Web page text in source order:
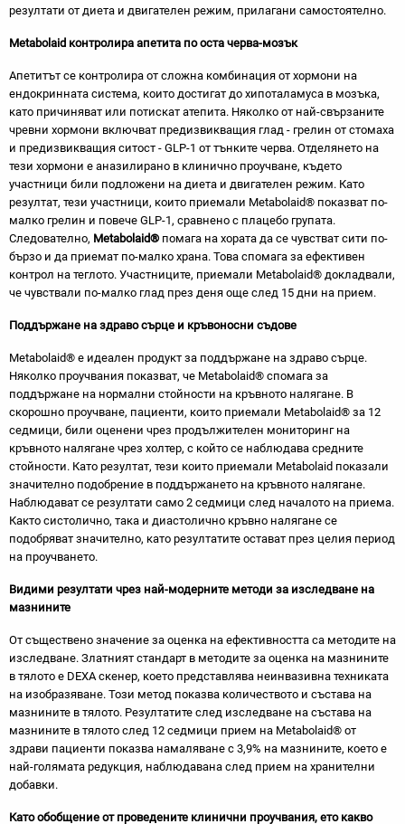
резултати от диета и двигателен режим, прилагани самостоятелно.
Metabolaid контролира апетита по оста черва-мозък
Апетитът се контролира от сложна комбинация от хормони на
ендокринната система, които достигат до хипоталамуса в мозъка,
като причиняват или потискат атепита. Няколко от най-свързаните
чревни хормони включват предизвикващия глад - грелин от стомаха
и предизвикващия ситост - GLP-1 от тънките черва. Отделянето на
тези хормони е аназилирано в клинично проучване, където
участници били подложени на диета и двигателен режим. Като
резултат, тези участници, които приемали Metabolaid® показват по-
малко грелин и повече GLP-1, сравнено с плацебо групата.
Следователно, Metabolaid® помага на хората да се чувстват сити по-
бързо и да приемат по-малко храна. Това спомага за ефективен
контрол на теглото. Участниците, приемали Metabolaid® докладвали,
че чувствали по-малко глад през деня още след 15 дни на прием.
Поддържане на здраво сърце и кръвоносни съдове
Metabolaid® е идеален продукт за поддържане на здраво сърце.
Няколко проучвания показват, че Metabolaid® спомага за
поддържане на нормални стойности на кръвното налягане. В
скорошно проучване, пациенти, които приемали Metabоlaid® за 12
седмици, били оценени чрез продължителен мониторинг на
кръвното налягане чрез холтер, с който се наблюдава средните
стойности. Като резултат, тези които приемали Metabolaid показали
значително подобрение в поддържането на кръвното налягане.
Наблюдават се резултати само 2 седмици след началото на приема.
Както систолично, така и диастолично кръвно налягане се
подобряват значително, като резултатите остават през целия период
на проучването.
Видими резултати чрез най-модерните методи за изследване на
мазнините
От съществено значение за оценка на ефективността са методите на
изследване. Златният стандарт в методите за оценка на мазнините
в тялото е DEXA скенер, което представлява неинвазивна техниката
на изобразяване. Този метод показва количеството и състава на
мазнините в тялото. Резултатите след изследване на състава на
мазнините в тялото след 12 седмици прием на Metabolaid® от
здрави пациенти показва намаляване с 3,9% на мазнините, което е
най-голямата редукция, наблюдавана след прием на хранителни
добавки.
Като обобщение от проведените клинични проучвания, ето какво